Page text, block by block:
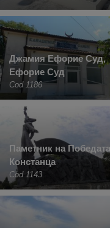
Джамия Ефорие Суд,
Ефорие Суд
Cod 1186
Паметник на
Констанца
Cod 1143